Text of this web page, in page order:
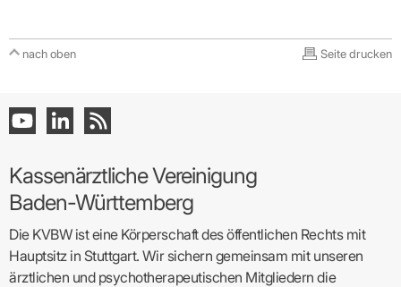
nach oben Seite drucken
Kassenärztliche Vereinigung
Baden-Württemberg
Die KVBW ist eine Körperschaft des öffentlichen Rechts mit
Hauptsitz in Stuttgart. Wir sichern gemeinsam mit unseren
ärztlichen und psychotherapeutischen Mitgliedern die